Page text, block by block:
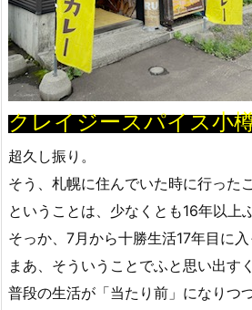
クレイジースパイス小
超久し振り。
そう、札幌に住んでいた時に行った
ということは、少なくとも16年以上
そっか、7月から十勝生活17年目に
まあ、そういうことでふと思い出す
普段の生活が「当たり前」になりつつ